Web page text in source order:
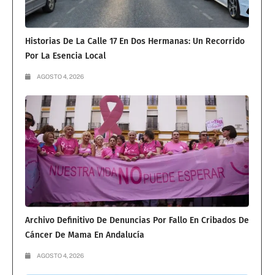
Historias De La Calle 17 En Dos Hermanas: Un Recorrido
Por La Esencia Local
AGOSTO 4, 2026
Archivo Definitivo De Denuncias Por Fallo En Cribados De
Cáncer De Mama En Andalucía
AGOSTO 4, 2026